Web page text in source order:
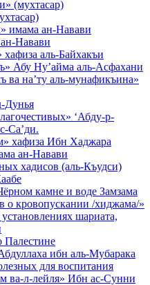
(мухтасар)
имама ан-Навави
Навави
аль-Байхакъи
Абу Ну’айма аль-Асфахани
ва на’ту аль-мунафикъина»
Дунья
‘Абду-р-
Са’ди.
хафиза Ибн Хаджара
ан-Навави
хадисов (аль-Къудси)
камне и воде Замзама
о кровопускании /хиджама/»
шариата,
ибн аль-Мубарака
для воспитания
ва-л-лейля» Ибн ас-Сунни